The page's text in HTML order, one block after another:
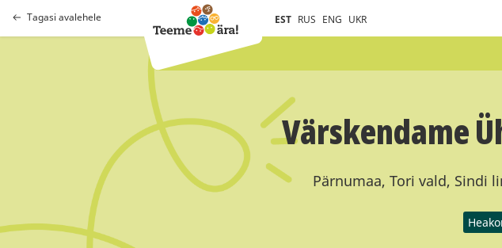
Tagasi avalehele EST RUS ENG UKR
Värskendame
Pärnumaa, Tori vald, Sindi